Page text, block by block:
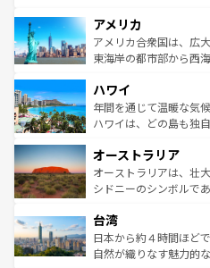
ンツ一覧を参照してほし
の建物がそのまま残る
博物館もあり、アルプ
ことができる。国民の
ば市内交通費無料で観光を
着のスイス情報はコン
アメリカ
アメリカ合衆国は、広
東海岸の都市部から西
のような巨大都市は、
ンメントが詰まった刺
西部には大自然が広が
部のニューオーリンズ
文化が魅力。旅行者は
しみながら、その多様
ならではの贅沢な旅のスタイルだ。 な
情報はコンテンツ一覧
ハワイ
年間を通じて温暖な気
ハワイは、どの島も独
ワイ島は見逃せない。
島だが、静かな自然を
おすすめ。エメラルド
れるおもてなしの心で
人々、おいしいローカ
ク、伝統的なフラダン
オーストラリア
オーストラリアは、壮
シドニーのシンボルで
リアリーフや大陸中央
ク）、タスマニアの美
ど、見どころがたくさ
台湾
日本から約４時間ほど
自然が織りなす魅力的